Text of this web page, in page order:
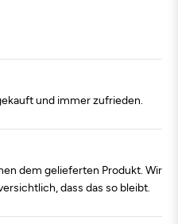
und immer zufrieden.
dem gelieferten Produkt. Wir
dass das so bleibt.